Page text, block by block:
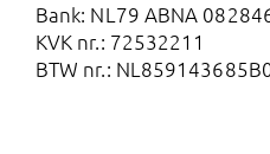
Bank: NL79 ABNA
KVK nr.: 72532211
BTW nr.: